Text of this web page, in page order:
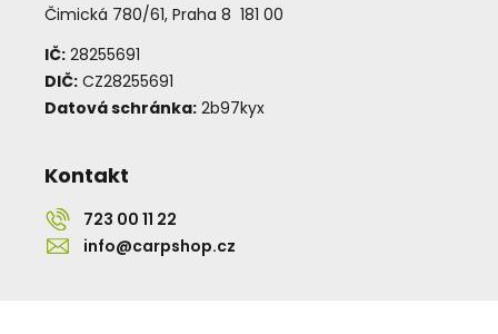
Čimická 780/61, Praha 8 181 00
IČ: 28255691
DIČ: CZ28255691
Datová schránka: 2b97kyx
Kontakt
723 00 11 22
info@carpshop.cz